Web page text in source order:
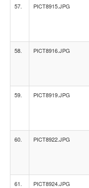
57. PICT8915.JPG
58. PICT8916.JPG
59. PICT8919.JPG
60. PICT8922.JPG
61. PICT8924.JPG